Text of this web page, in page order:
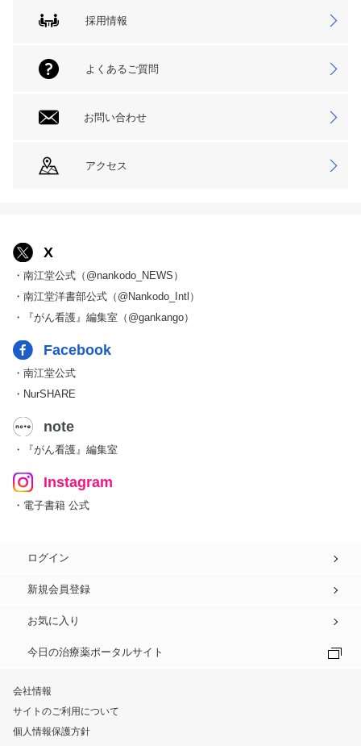
採用情報
よくあるご質問
お問い合わせ
アクセス
X
・南江堂公式（@nankodo_NEWS）
・南江堂洋書部公式（@Nankodo_Intl）
・『がん看護』編集室（@gankango）
Facebook
・南江堂公式
・NurSHARE
note
・『がん看護』編集室
Instagram
・電子書籍 公式
ログイン
新規会員登録
お気に入り
今日の治療薬ポータルサイト
会社情報
サイトのご利用について
個人情報保護方針